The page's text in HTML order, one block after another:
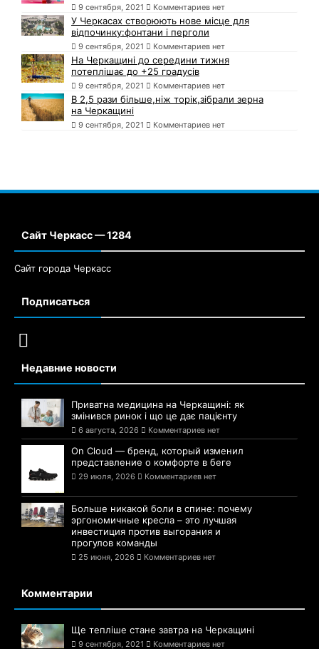
9 сентября, 2021 Комментариев нет
У Черкасах створюють нове місце для
відпочинку:фонтани і перголи
9 сентября, 2021 Комментариев нет
На Черкащині до середини тижня
потеплішає до +25 градусів
9 сентября, 2021 Комментариев нет
В 2,5 рази більше,ніж торік,зібрали зерна
на Черкащині
9 сентября, 2021 Комментариев нет
Сайт Черкасс — 1284
Сайт города Черкасс
Подписаться
Недавние новости
Приватна медицина на Черкащині: як
змінився ринок і що це дає пацієнту
6 августа, 2026 Комментариев нет
On Cloud — бренд, который изменил
представление о комфорте в беге
29 июля, 2026 Комментариев нет
Больше никакой боли в спине: почему
эргономичные кресла – это лучшая
инвестиция против выгорания и
прогулов команды
25 июня, 2026 Комментариев нет
Комментарии
Ще тепліше стане завтра на Черкащині
9 сентября, 2021 Комментариев нет